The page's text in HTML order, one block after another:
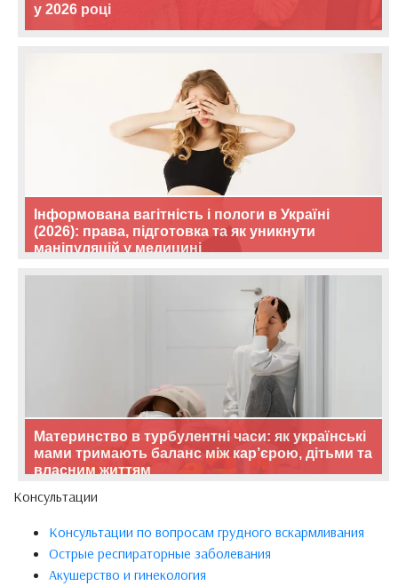
у 2026 році
Інформована вагітність і пологи в Україні
(2026): права, підготовка та як уникнути
маніпуляцій у медицині
Материнство в турбулентні часи: як українські
мами тримають баланс між кар’єрою, дітьми та
власним життям
Консультации
Консультации по вопросам грудного вскармливания
Острые респираторные заболевания
Акушерство и гинекология